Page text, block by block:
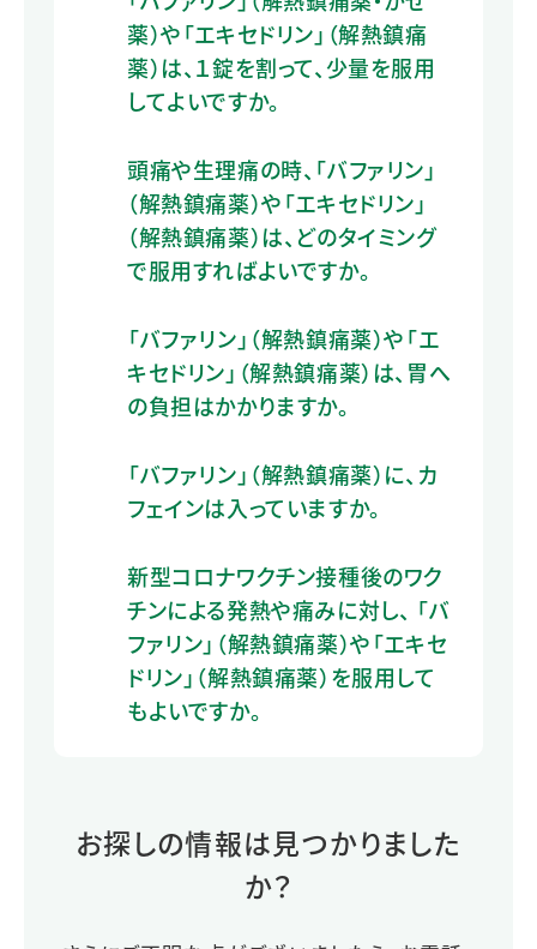
薬）や「エキセドリン」（解熱鎮痛
薬）は、１錠を割って、少量を服用
してよいですか。
頭痛や生理痛の時、「バファリン」
（解熱鎮痛薬）や「エキセドリン」
（解熱鎮痛薬）は、どのタイミング
で服用すればよいですか。
「バファリン」（解熱鎮痛薬）や「エ
キセドリン」（解熱鎮痛薬）は、胃へ
の負担はかかりますか。
「バファリン」（解熱鎮痛薬）に、カ
フェインは入っていますか。
新型コロナワクチン接種後のワク
チンによる発熱や痛みに対し、 「バ
ファリン」（解熱鎮痛薬）や「エキセ
ドリン」（解熱鎮痛薬）を服用して
もよいですか。
お探しの情報は見つかりました
か？